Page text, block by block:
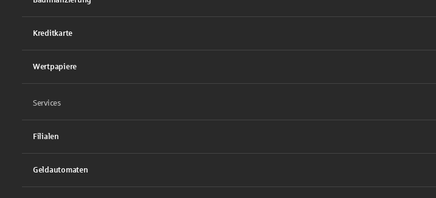
Kreditkarte
Wertpapiere
Services
Filialen
Geldautomaten